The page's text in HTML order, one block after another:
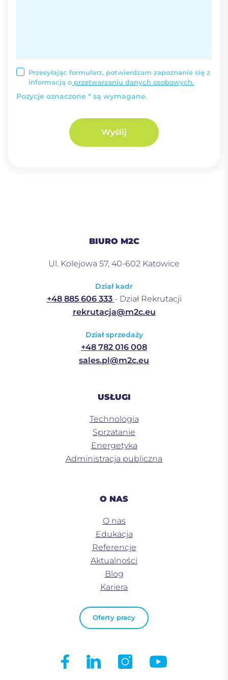
Przesyłając formularz, potwierdzam zapoznanie się z
informacją o przetwarzaniu danych osobowych.
Pozycje oznaczone * są wymagane.
Wyślij
BIURO M2C
Ul. Kolejowa 57, 40-602 Katowice
Dział kadr
+48 885 606 333 - Dział Rekrutacji
rekrutacja@m2c.eu
Dział sprzedaży
+48 782 016 008
sales.pl@m2c.eu
USŁUGI
Technologia
Sprzatanie
Energetyka
Administracja publiczna
O NAS
O nas
Edukacja
Referencje
Aktualności
Blog
Kariera
Oferty pracy